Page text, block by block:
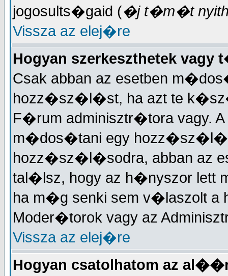
jogosults�gaid (�j t�m�t
Vissza az elej�re
Hogyan szerkeszthetek
Csak abban az esetben
hozz�sz�l�st, ha azt te
F�rum adminisztr�tora vagy. A
m�dos�tani egy
hozz�sz�l�sodra, abban az
tal�lsz, hogy az h�nyszor lett
ha m�g senki sem v�laszolt
Moder�torok vagy az
Vissza az elej�re
Hogyan csatolhatom az